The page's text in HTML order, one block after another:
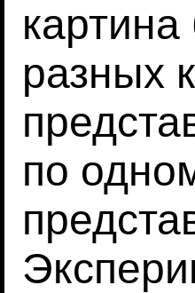
разных
по